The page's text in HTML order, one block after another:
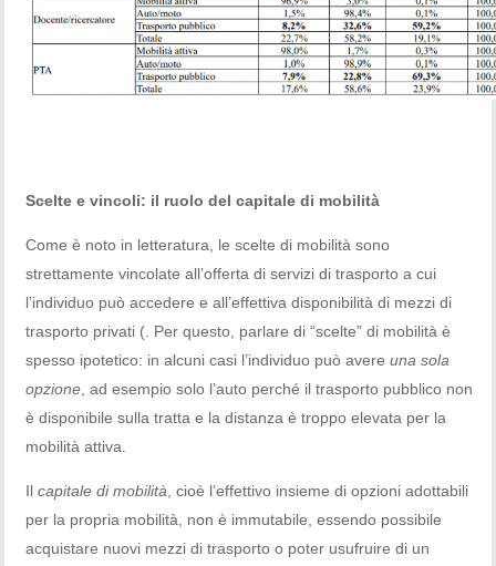
Scelte e vincoli: il ruolo del capitale di mobilità
Come è noto in letteratura, le scelte di mobilità sono
strettamente vincolate all’offerta di servizi di trasporto a cui
l’individuo può accedere e all’effettiva disponibilità di mezzi di
trasporto privati (. Per questo, parlare di “scelte” di mobilità è
spesso ipotetico: in alcuni casi l’individuo può avereuna sola
opzione , ad esempio solo l’auto perché il trasporto pubblico non
è disponibile sulla tratta e la distanza è troppo elevata per la
mobilità attiva.
Ilcapitale di mobilità , cioè l’effettivo insieme di opzioni adottabili
per la propria mobilità, non è immutabile, essendo possibile
acquistare nuovi mezzi di trasporto o poter usufruire di un